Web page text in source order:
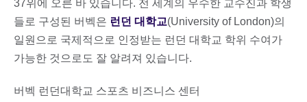
37위에 오른 바 있습니다. 전 세계의 우수한 교수진과 학생
들로 구성된 버벡은 런던 대학교(University of London)의
일원으로 국제적으로 인정받는 런던 대학교 학위 수여가
가능한 것으로도 잘 알려져 있습니다.
버벡 런던대학교 스포츠 비즈니스 센터